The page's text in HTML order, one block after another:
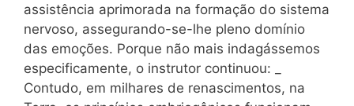
assistência aprimorada na formação do sistema
nervoso, assegurando-se-lhe pleno domínio
das emoções. Porque não mais indagássemos
especificamente, o instrutor continuou: _
Contudo, em milhares de renascimentos, na